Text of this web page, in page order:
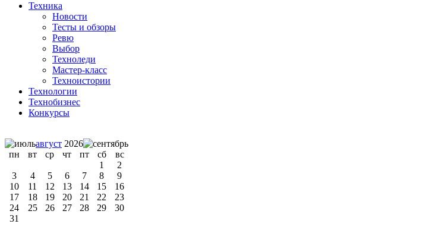
Техника
Новости
Тесты и обзоры
Ревю
Выбор
Техноледи
Мастер-класс
Техноистории
Технологии
Технобизнес
Конкурсы
август 2026
пн
вт ср чт пт сб
вс
1
2
3
4 5 6 7 8
9
10
11 12 13 14 15
16
17
18 19 20 21 22
23
24
25 26 27 28 29
30
31